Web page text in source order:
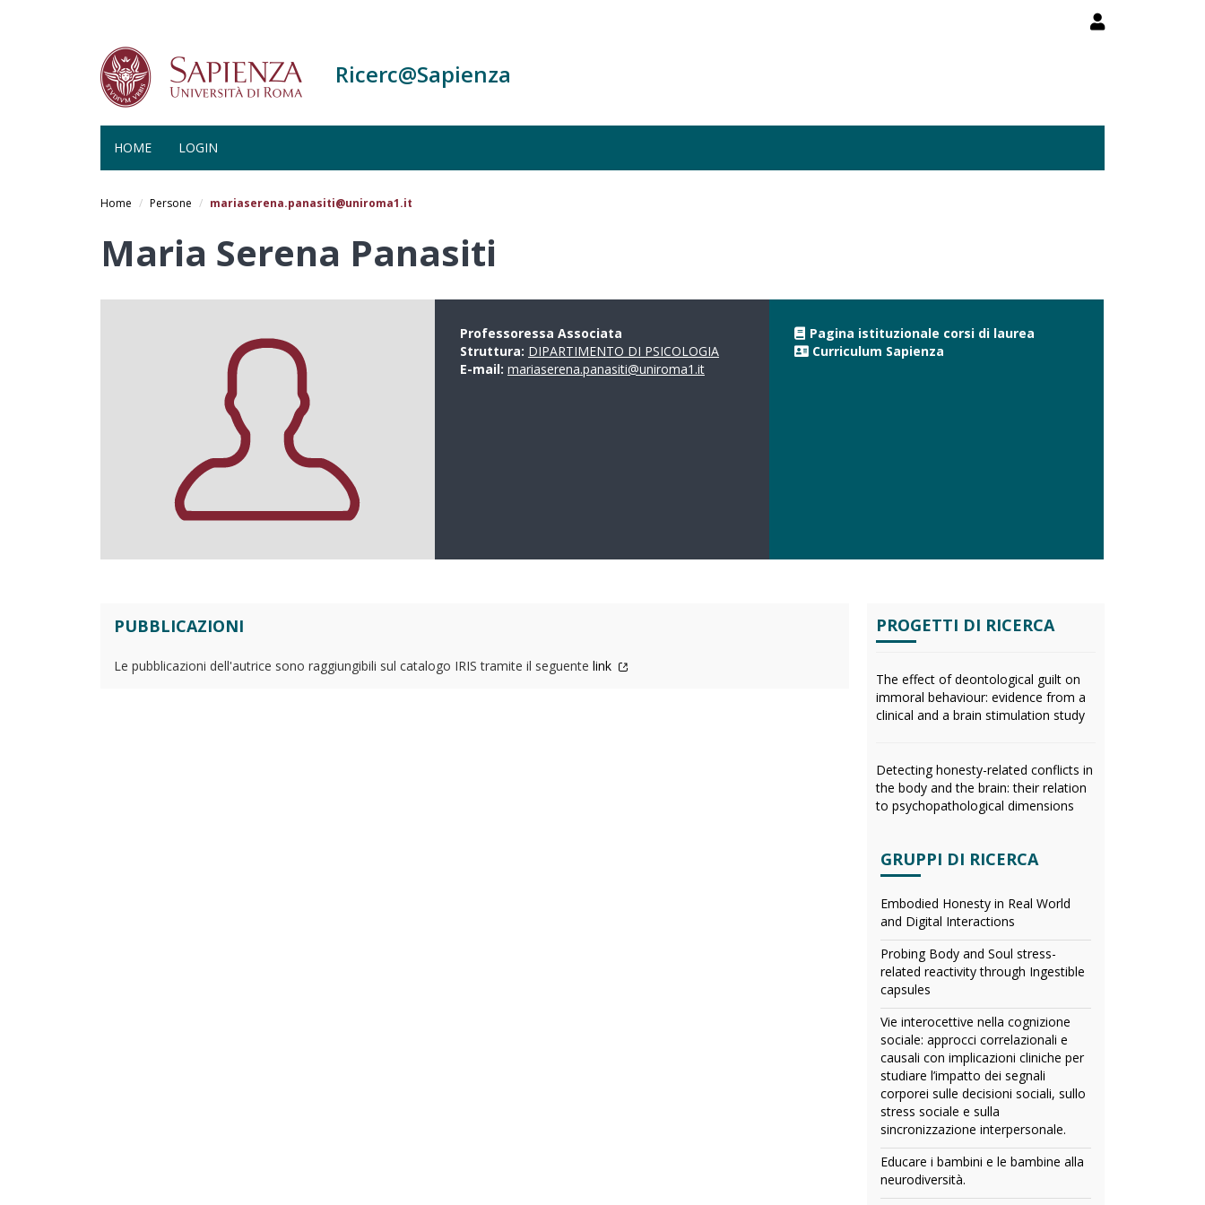
Ricerc@Sapienza
HOME LOGIN
Home Persone mariaserena.panasiti@uniroma1.it
Maria Serena Panasiti
Professoressa Associata
Struttura: DIPARTIMENTO DI PSICOLOGIA
E-mail: mariaserena.panasiti@uniroma1.it
Pagina istituzionale corsi di laurea
Curriculum Sapienza
PUBBLICAZIONI
Le pubblicazioni dell'autrice sono raggiungibili sul catalogo IRIS tramite il seguente link
PROGETTI DI RICERCA
The effect of deontological guilt on
immoral behaviour: evidence from a
clinical and a brain stimulation study
Detecting honesty-related conflicts in
the body and the brain: their relation
to psychopathological dimensions
GRUPPI DI RICERCA
Embodied Honesty in Real World
and Digital Interactions
Probing Body and Soul stress-
related reactivity through Ingestible
capsules
Vie interocettive nella cognizione
sociale: approcci correlazionali e
causali con implicazioni cliniche per
studiare l’impatto dei segnali
corporei sulle decisioni sociali, sullo
stress sociale e sulla
sincronizzazione interpersonale.
Educare i bambini e le bambine alla
neurodiversità.